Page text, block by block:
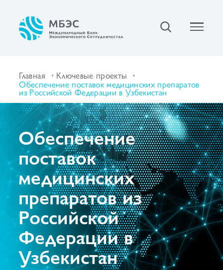
Главная Ключевые проекты
Обеспечение поставок медицинских препаратов
из Российской Федерации в Узбекистан
Обеспечение
поставок
медицинских
препаратов из
Российской
Федерации в
Узбекистан